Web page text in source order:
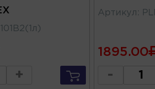
+
Артикул :
1895.00
-